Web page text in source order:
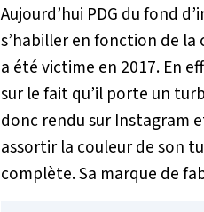
Aujourd’hui PDG du fond
s’habiller en fonction de
a été victime en 2017. En
sur le fait qu’il porte un
donc rendu sur Instagram
assortir la couleur de son
complète. Sa marque de